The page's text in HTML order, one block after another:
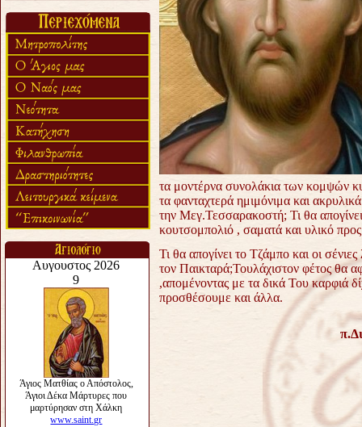
«πολύ αργά».
Ζητείται....
τα μοντέρνα συνολάκια των κομψών
τα φανταχτερά ημιμόνιμα και
την Μεγ.Τεσσαρακοστή; Τι θα
κουτσομπολιό , σαματά και υλικό
Τι θα απογίνει το Τζάμπο και οι
τον Παικταρά;Τουλάχιστον φέτος θα
,απομένοντας με τα δικά Του καρφιά
προσθέσουμε και άλλα.